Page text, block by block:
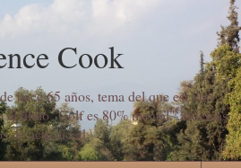
Cook
hace 65 años, tema del que escribo
el título "Golf es 80% mental". Además
de actualidad.